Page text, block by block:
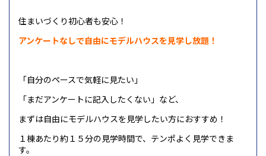
住まいづくり初心者も安心！
アンケートなしで自由にモデルハウスを見学し放題！
「自分のペースで気軽に見たい」
「まだアンケートに記入したくない」など、
まずは自由にモデルハウスを見学したい方におすすめ！
１棟あたり約１５分の見学時間で、テンポよく見学できま
す。